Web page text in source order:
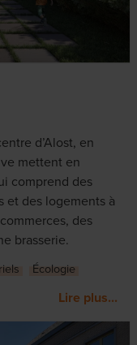
d’Alost, en
mettent en
comprend des
et des logements à
des
brasserie.
Écologie
Lire plus...